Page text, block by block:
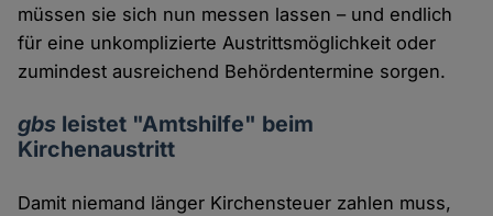
müssen sie sich nun messen lassen – und endlich
für eine unkomplizierte Austrittsmöglichkeit oder
zumindest ausreichend Behördentermine sorgen.
gbs leistet "Amtshilfe" beim
Kirchenaustritt
Damit niemand länger Kirchensteuer zahlen muss,